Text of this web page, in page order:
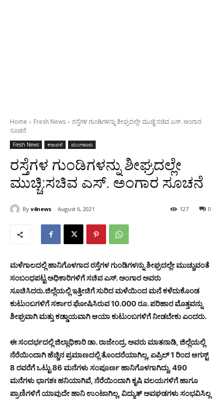
Home Fresh News
ರಸ್ತೆಗಳ ಗುಂಡಿಗಳನ್ನು ಶೀಘ್ರದಲ್ಲೇ ಮುಚ್ಚಿ:ಸಚಿವ ಎಸ್. ಅಂಗಾರ
ಸೂಚನೆ
Fresh News ಕರಾವಳಿ ಮಂಗಳೂರು
ರಸ್ತೆಗಳ ಗುಂಡಿಗಳನ್ನು ಶೀಘ್ರದಲ್ಲೇ
ಮುಚ್ಚಿ:ಸಚಿವ ಎಸ್. ಅಂಗಾರ ಸೂಚನೆ
By v4news August 6, 2021 0
127
ಮಳೆಗಾಲದಲ್ಲಿ ಹಾನಿಗೊಳಗಾದ ರಸ್ತೆಗಳ ಗುಂಡಿಗಳನ್ನು ಶೀಘ್ರದಲ್ಲೇ ಮುಚ್ಚುವಂತೆ
ಸಂಬಂಧಪಟ್ಟ ಅಧಿಕಾರಿಗಳಿಗೆ ಸಚಿವ ಎಸ್. ಅಂಗಾರ ಅವರು
ಸೂಚಿಸಿದರು.ಜಿಲ್ಲೆಯಲ್ಲಿ ಇತ್ತೀಚಿಗೆ ಸುರಿದ ಮಳೆಯಿಂದ ಮನೆ ಕಳೆದುಕೊಂಡ
ಕುಟುಂಬಗಳಿಗೆ ಸರ್ಕಾರ ಘೋಷಿಸಿರುವ 10.000 ರೂ. ಪರಿಹಾರ ಮೊತ್ತವನ್ನು
ಶೀಘ್ರವಾಗಿ ಮತ್ತು ಕಡ್ಡಾಯವಾಗಿ ಆಯಾ ಕುಟುಂಬಗಳಿಗೆ ನೀಡಬೇಕು ಎಂದರು.
ಈ ಸಂದರ್ಭದಲ್ಲಿ ಜಿಲ್ಲಾಧಿಕಾರಿ ಡಾ. ರಾಜೇಂದ್ರ. ಅವರು ಮಾತನಾಡಿ, ಜಿಲ್ಲೆಯಲ್ಲಿ
ನೆರೆಯಿಂದಾಗಿ ಹೆಚ್ಚಿನ ಪ್ರಮಾಣದಲ್ಲಿ ತೊಂದರೆಯಾಗಿಲ್ಲ, ಏಪ್ರಿಲ್ 1 ರಿಂದ ಆಗಸ್ಟ್
8 ರವರೆಗೆ ಒಟ್ಟು 86 ಮನೆಗಳು ಸಂಪೂರ್ಣ ಹಾನಿಗೊಳಗಾಗಿದ್ದು, 490
ಮನೆಗಳು ಭಾಗಶಃ ಹನಿಯಾಗಿವೆ, ನೆರೆಯಿಂದಾಗಿ ಕೃಷಿ ವಲಯಗಳಿಗೆ ಹಾಗೂ
ಪ್ರಾಣಿಗಳಿಗೆ ಯಾವುದೇ ಹಾನಿ ಉಂಟಾಗಿಲ್ಲ, ವಿದ್ಯುತ್ ಅವಘಡಗಳು ಸಂಭವಿಸಿಲ್ಲ